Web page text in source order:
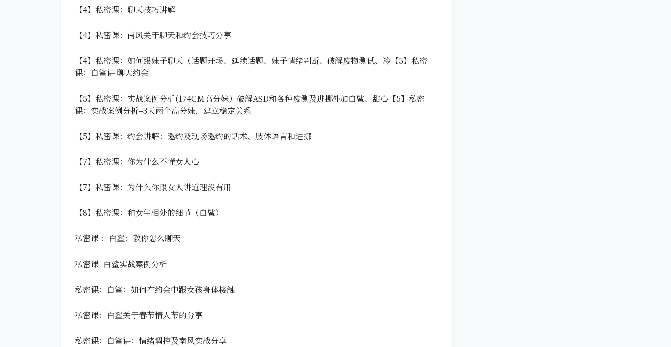
【4】私密课：聊天技巧讲解
【4】私密课：南风关于聊天和约会技巧分享
【4】私密课：如何跟妹子聊天（话题开场、延续话题、妹子情绪判断、破解废物测试、冷【5】私密
课：白鲨讲 聊天约会
【5】私密课：实战案例分析(174CM高分妹）破解ASD和各种废测及进挪外加白鲨、甜心【5】私密
课：实战案例分析–3天两个高分妹，建立稳定关系
【5】私密课：约会讲解：邀约及现场邀约的话术、肢体语言和进挪
【7】私密课：你为什么不懂女人心
【7】私密课：为什么你跟女人讲道理没有用
【8】私密课：和女生相处的细节（白鲨）
私密课 ：白鲨：教你怎么聊天
私密课–白鲨实战案例分析
私密课：白鲨：如何在约会中跟女孩身体接触
私密课：白鲨关于春节情人节的分享
私密课：白鲨讲：情绪调控及南风实战分享